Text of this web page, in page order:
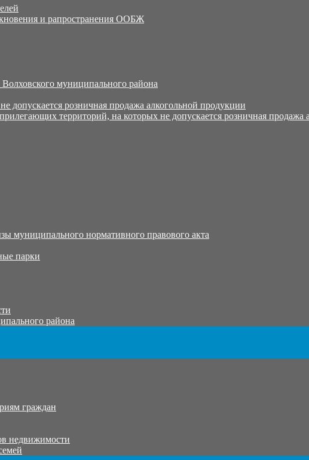
и рапространения ООБЖ
муниципального района
допускается розничная продажа алкогольной продукции
территорий, на которых не допускается розничная продажа
муниципального нормативного правового акта
парки
района
граждан
недвижимости